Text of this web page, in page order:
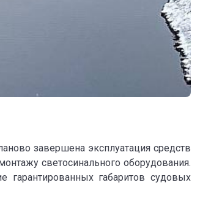
завершена эксплуатация средств
светосинального оборудования.
габаритов судовых